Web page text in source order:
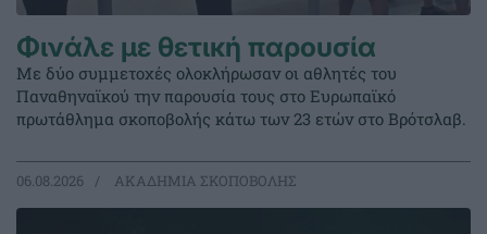
Φινάλε με θετική παρουσία
Με δύο συμμετοχές ολοκλήρωσαν οι αθλητές του
Παναθηναϊκού την παρουσία τους στο Ευρωπαϊκό
πρωτάθλημα σκοποβολής κάτω των 23 ετών στο Βρότσλαβ.
06.08.2026 ΑΚΑΔΗΜΙΑ ΣΚΟΠΟΒΟΛΗΣ